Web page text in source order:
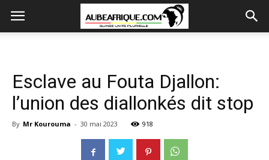
Esclave au Fouta Djallon:
l’union des diallonkés dit stop
By Mr Kourouma - 30 mai 2023 918